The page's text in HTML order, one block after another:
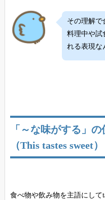
その理解で
料理中や試
れる表現な
「～な味がする」
（This tastes sweet）
食べ物や飲み物を主語にして